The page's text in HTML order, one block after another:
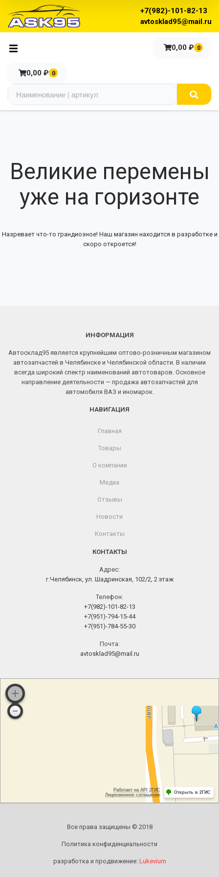
+7(982)-101-82-13
avtosklad95@mail.ru
0,00 ₽ 0
0,00 ₽ 0
Великие перемены
уже на горизонте
Назревает что-то грандиозное! Наш магазин находится в разработке и
скоро откроется!
ИНФОРМАЦИЯ
Автосклад95 является крупнейшим оптово-розничным магазином
автозапчастей в Челябинске и Челябинской области. В наличии
всегда широкий спектр наименований автотоваров. Основное
направление деятельности — продажа автозапчастей для
автомобиля ВАЗ и иномарок.
НАВИГАЦИЯ
Главная
Товары
О компании
Медиа
Отзывы
Новости
Контакты
КОНТАКТЫ
Адрес:
г.Челябинск, ул. Шадринская, 102/2, 2 этаж
Телефон:
+7(982)-101-82-13
+7(951)-794-15-44
+7(951)-784-55-30
Почта:
avtosklad95@mail.ru
Все права защищены © 2018
Политика конфиденциальности
разработка и продвижение: Lukevium